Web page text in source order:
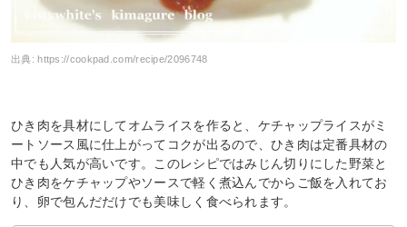
出典:https://cookpad.com/recipe/2096748
ひき肉を具材にしてオムライスを作ると、ケチャップライスがミ
ートソース風に仕上がってコクが出るので、ひき肉は定番具材の
中でも人気が高いです。このレシピではみじん切りにした野菜と
ひき肉をケチャップやソースで軽く煮込んでからご飯を入れてお
り、卵で包んだだけでも美味しく食べられます。